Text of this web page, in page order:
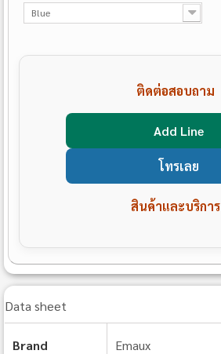
Blue
ติดต่อสอบถาม
Add Line
โทรเลย
สินค้าและบริการ
Data sheet
Brand Emaux